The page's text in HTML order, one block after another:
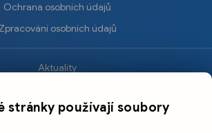
Ochrana osobních údajů
Zpracování osobních údajů
Aktuality
Sport
stránky používají soubory